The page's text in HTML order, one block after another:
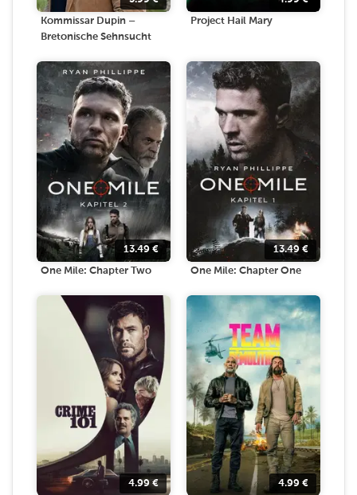
Kommissar Dupin –
Bretonische Sehnsucht
Project Hail Mary
13.49 €
One Mile: Chapter Two
13.49 €
One Mile: Chapter One
4.99€ 4.99 €